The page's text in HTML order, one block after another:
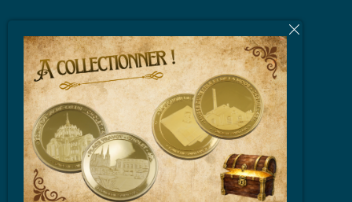
L'équipe
Brochures et Plans
Vidéos
Espace Partenaires
FAQ